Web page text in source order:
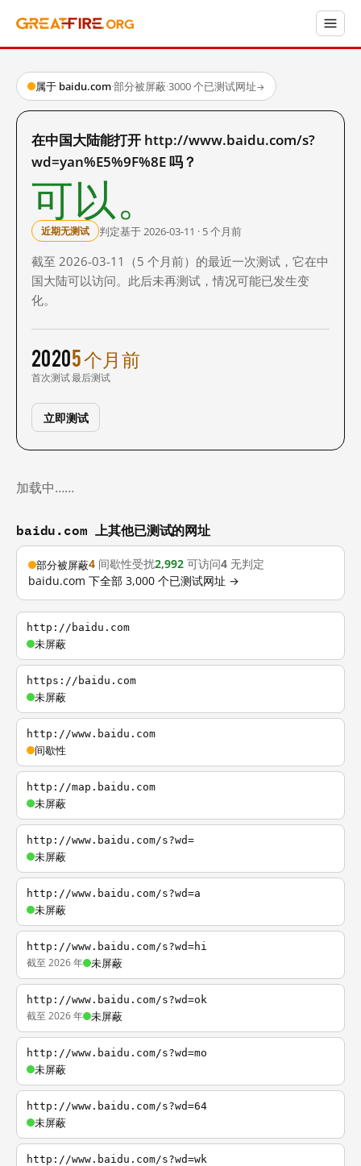
属于 baidu.com·部分被屏蔽·3000 个已测试网址→
在中国大陆能打开 http://www.baidu.com/s?
wd=yan%E5%9F%8E 吗？
可以。
近期无测试 判定基于 2026-03-11 · 5 个月前
截至 2026-03-11（5 个月前）的最近一次测试，它在中
国大陆可以访问。此后未再测试，情况可能已发生变
化。
2020
首次测试
5 个月前
最后测试
立即测试
加载中……
baidu.com 上其他已测试的网址
部分被屏蔽4 间歇性受扰2,992 可访问4 无判定
baidu.com 下全部 3,000 个已测试网址 →
http://baidu.com
未屏蔽
https://baidu.com
未屏蔽
http://www.baidu.com
间歇性
http://map.baidu.com
未屏蔽
http://www.baidu.com/s?wd=
未屏蔽
http://www.baidu.com/s?wd=a
未屏蔽
http://www.baidu.com/s?wd=hi
截至 2026 年 未屏蔽
http://www.baidu.com/s?wd=ok
截至 2026 年 未屏蔽
http://www.baidu.com/s?wd=mo
未屏蔽
http://www.baidu.com/s?wd=64
未屏蔽
http://www.baidu.com/s?wd=wk